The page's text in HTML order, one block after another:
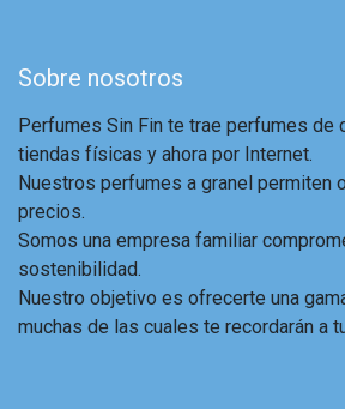
Sobre nosotros
Perfumes Sin Fin te trae perfumes de
tiendas físicas y ahora por Internet.
Nuestros perfumes a granel permiten
precios.
Somos una empresa familiar
sostenibilidad.
Nuestro objetivo es ofrecerte una
muchas de las cuales te recordarán a